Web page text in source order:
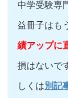
中学受験専
益冊子はも
績アップに
損はないで
しくは別記